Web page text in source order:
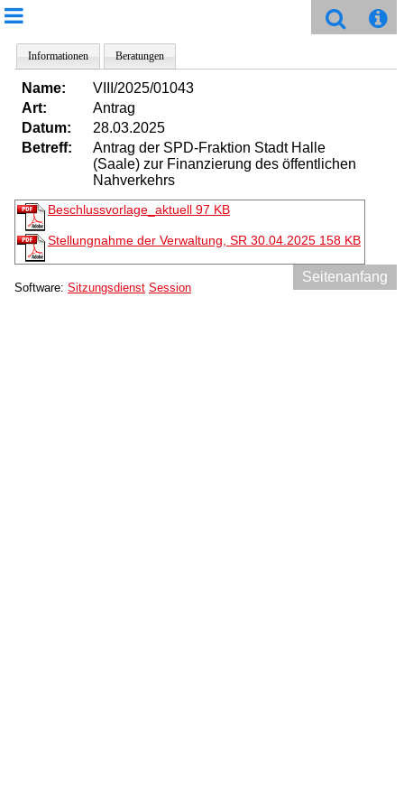
Informationen Beratungen
Name:
VIII/2025/01043
Art:
Antrag
Datum:
28.03.2025
Betreff:
Antrag der SPD-Fraktion Stadt Halle
(Saale) zur Finanzierung des öffentlichen
Nahverkehrs
Beschlussvorlage_aktuell 97 KB
Stellungnahme der Verwaltung, SR 30.04.2025 158 KB
Seitenanfang
Software: Sitzungsdienst Session